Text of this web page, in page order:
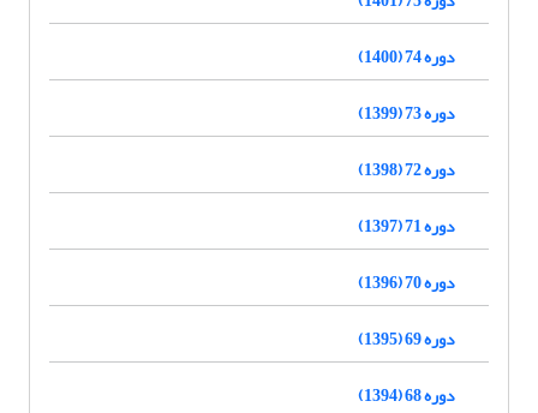
دوره 74 (1400)
دوره 73 (1399)
دوره 72 (1398)
دوره 71 (1397)
دوره 70 (1396)
دوره 69 (1395)
دوره 68 (1394)